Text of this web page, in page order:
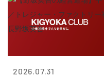
2026.07.31